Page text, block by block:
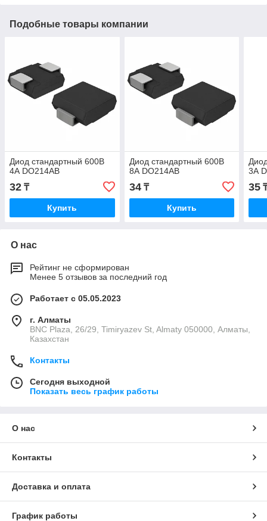
Подобные товары компании
Диод стандартный 600В
4А DO214AB
32 ₸
Купить
Диод стандартный 600В
8А DO214AB
34₸
Купить
3А
35
О нас
Рейтинг не сформирован
Менее 5 отзывов за последний год
Работает с 05.05.2023
г. Алматы
BNC Plaza, 26/29, Timiryazev St, Almaty 050000, Алматы,
Казахстан
Контакты
Сегодня выходной
Показать весь график работы
О нас
Контакты
Доставка и оплата
График работы